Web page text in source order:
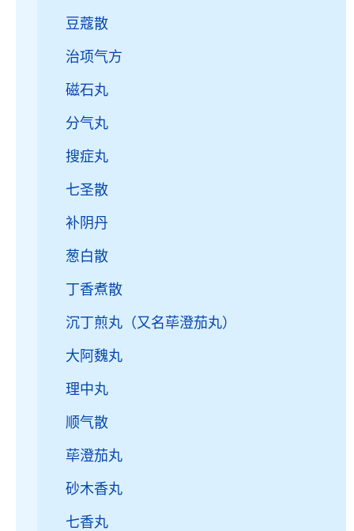
豆蔻散
治项气方
磁石丸
分气丸
搜症丸
七圣散
补阴丹
葱白散
丁香煮散
沉丁煎丸（又名荜澄茄丸）
大阿魏丸
理中丸
顺气散
荜澄茄丸
砂木香丸
七香丸